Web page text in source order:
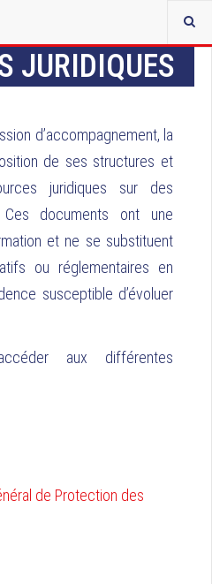
JURIDIQUES
d’accompagnement, la
de ses structures et
juridiques sur des
Ces documents ont une
et ne se substituent
ou réglementaires en
susceptible d’évoluer
aux différentes
de Protection des